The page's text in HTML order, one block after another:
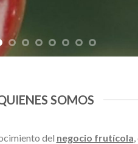
SOMOS
del negocio frutícola